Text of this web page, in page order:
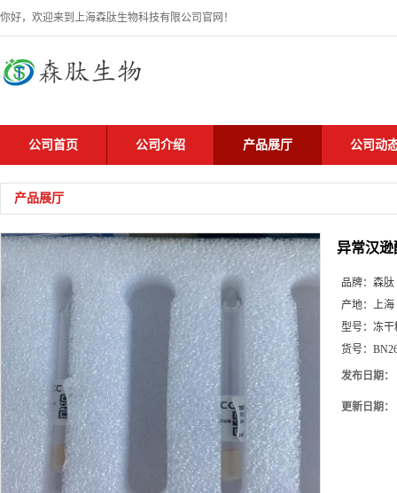
你好，欢迎来到上海森肽生物科技有限公司官网！
公司首页 公司介绍 产品展厅 公司动
产品展厅
异常汉逊
品牌： 森肽
产地： 上海
型号： 冻干
货号：
发布日期：
更新日期：